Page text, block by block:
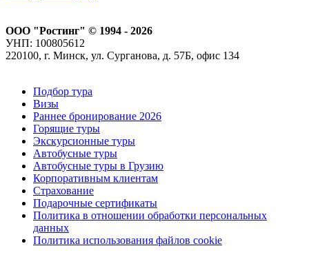
ООО "Ростинг" © 1994 - 2026
УНП: 100805612
220100, г. Минск, ул. Сурганова, д. 57Б, офис 134
Подбор тура
Визы
Раннее бронирование 2026
Горящие туры
Экскурсионные туры
Автобусные туры
Автобусные туры в Грузию
Корпоративным клиентам
Страхование
Подарочные сертификаты
Политика в отношении обработки персональных
данных
Политика использования файлов cookie